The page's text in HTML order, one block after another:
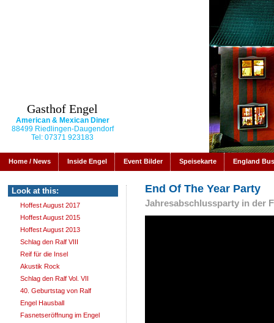
Gasthof Engel
American & Mexican Diner
88499 Riedlingen-Daugendorf
Tel: 07371 923183
Home / News Inside Engel Event Bilder Speisekarte England Bus
Look at this:
Hoffest August 2017
Hoffest August 2015
Hoffest August 2013
Schlag den Ralf VIII
Reif für die Insel
Akustik Rock
Schlag den Ralf Vol. VII
40. Geburtstag von Ralf
Engel Hausball
Fasnetseröffnung im Engel
End Of The Year Party
Jahresabschlussparty in der